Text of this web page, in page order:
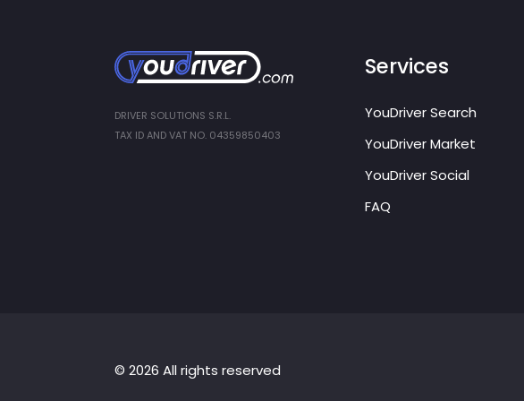
DRIVER SOLUTIONS S.R.L.
TAX ID AND VAT NO. 04359850403
Services
YouDriver Search
YouDriver Market
YouDriver Social
FAQ
© 2026 All rights reserved